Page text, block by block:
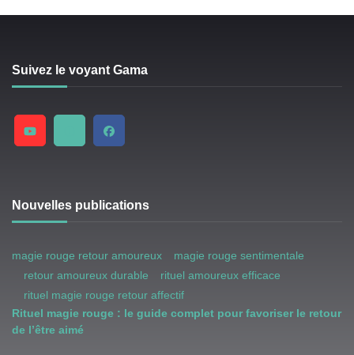
Suivez le voyant Gama
Nouvelles publications
magie rouge retour amoureux
magie rouge sentimentale
retour amoureux durable
rituel amoureux efficace
rituel magie rouge retour affectif
Rituel magie rouge : le guide complet pour favoriser le retour
de l’être aimé